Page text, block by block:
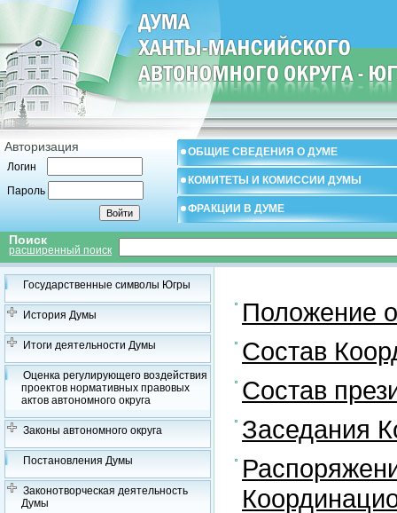
Авторизация
Логин
Пароль
ОБЩИЕ СВЕДЕНИЯ О ДУМЕ
КОМИТЕТЫ И КОМИССИИ ДУМЫ
ФРАКЦИИ В ДУМЕ
Поиск
расширенный поиск
Государственные символы Югры
История Думы
Итоги деятельности Думы
Оценка регулирующего воздействия
проектов нормативных правовых
актов автономного округа
Законы автономного округа
Постановления Думы
Законотворческая деятельность
Думы
Положение
Состав
Состав
Заседания